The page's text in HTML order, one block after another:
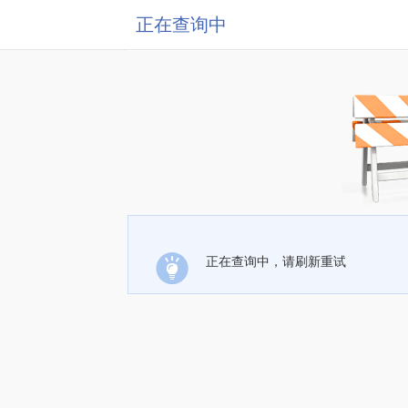
正在查询中
正在查询中，请刷新重试